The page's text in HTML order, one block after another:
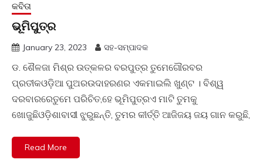
କବିତା
ଭୂମିପୁତ୍ର
January 23, 2023 ସହ-ସମ୍ପାଦକ
ଡ. ଶୈଳଜା ମିଶ୍ର ଉତ୍କଳର ବରପୁତ୍ର ତୁମେଗୌରବର
ପ୍ରତୀକଓଡ଼ିଆ ପୁଅରଉଦାହରଣର ଏକମାଇଲି ଖୁଣ୍ଟ । ବିଶ୍ୱ
ଦରବାରରେତୁମେ ପରିଚିତ,ହେ ଭୂମିପୁତ୍ରଏ ମାଟି ତୁମକୁ
ଖୋଜୁଛିଓଡ଼ିଶାବାସୀ ଝୁରୁଛନ୍ତି, ତୁମର କୀର୍ତ୍ତି ଆଜିଜୟ ଜୟ ଗାନ କରୁଛି,
Read More